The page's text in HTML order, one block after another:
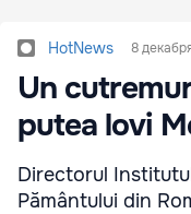
HotNews 8
Un
putea lovi
Directorul
Pământului din